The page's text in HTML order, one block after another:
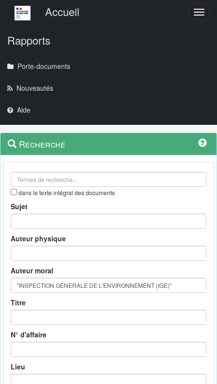
Menu principalAccueil
Rapports
Porte-documents
Nouveautés
Aide
Navigation
outils
Menu
contextuel
Recherche
dans le texte intégral des documents
Sujet
Auteur physique
Auteur moral
Titre
N° d'affaire
Lieu